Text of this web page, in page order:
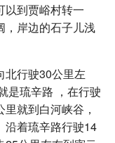
以到贾峪村转一
，岸边的石子儿浅
北行驶30公里左
是琉辛路 ，在行驶
就到白河峡谷，
沿着琉辛路行驶14